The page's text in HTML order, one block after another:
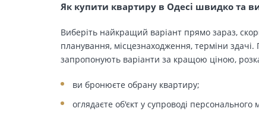
Як купити квартиру в Одесі швидко та
Виберіть найкращий варіант прямо зараз,
планування, місцезнаходження, терміни
запропонують варіанти за кращою ціною,
ви бронюєте обрану квартиру;
оглядаєте об'єкт у супроводі